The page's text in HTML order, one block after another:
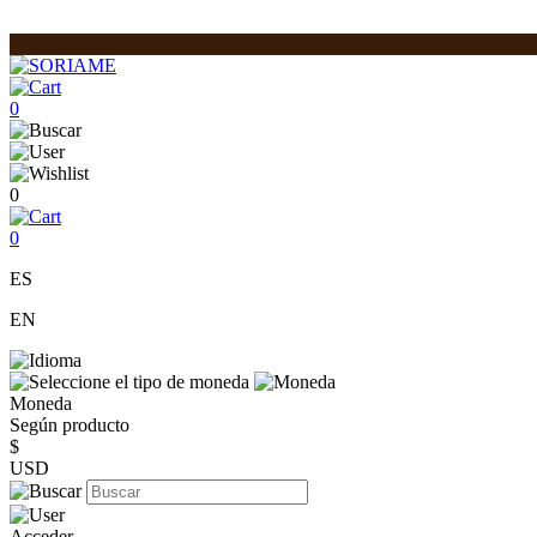
0
0
0
ES
EN
Moneda
Según producto
$
USD